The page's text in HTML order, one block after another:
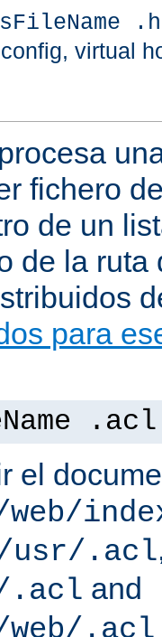
virtual
fichero
de un
de la ruta
para
.acl
el
usr/.acl
.acl and
.acl